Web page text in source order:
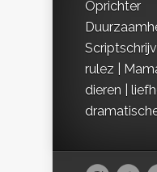
Oprichter
rulez |
dieren |